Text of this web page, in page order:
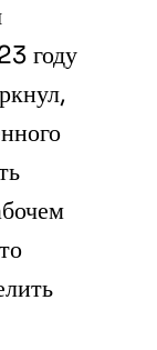
году